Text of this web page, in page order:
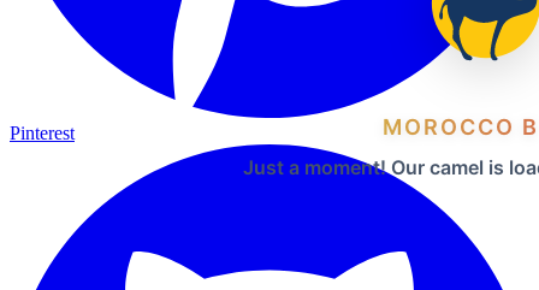
MOROCCO
Just a moment! Our camel is
Pinterest